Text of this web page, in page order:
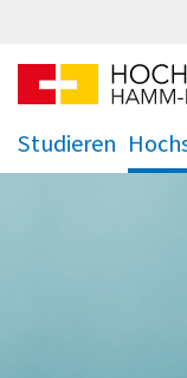
Studieren
. .